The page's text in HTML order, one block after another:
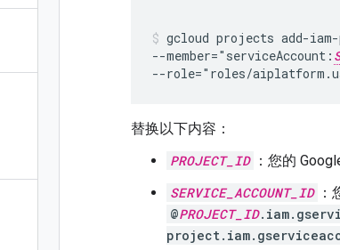
gcloud projects add-
--member="serviceAccount:
替换以下内容：
PROJECT_ID ：您的
SERVICE_ACCOUNT_ID
@PROJECT_ID